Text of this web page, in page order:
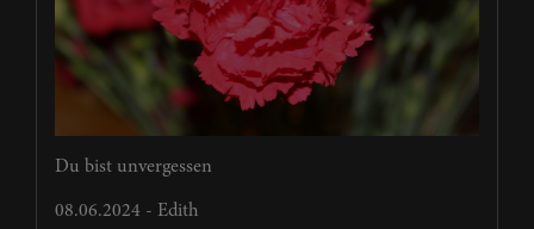
Du bist unvergessen
08.06.2024 - Edith